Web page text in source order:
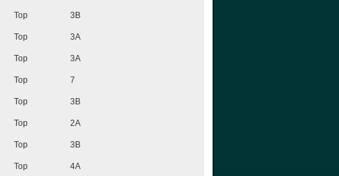
Top 3B
Top 3A
Top 3A
Top 7
Top 3B
Top 2A
Top 3B
Top 4A